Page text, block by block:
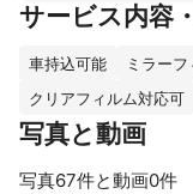
サービス内容
車持込可能 ミラー
クリアフィルム対応可
写真と動画
写真67件と動画0件